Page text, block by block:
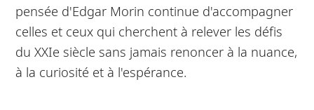
pensée d'Edgar Morin continue d'accompagner
celles et ceux qui cherchent à relever les défis
du XXIe siècle sans jamais renoncer à la nuance,
à la curiosité et à l'espérance.